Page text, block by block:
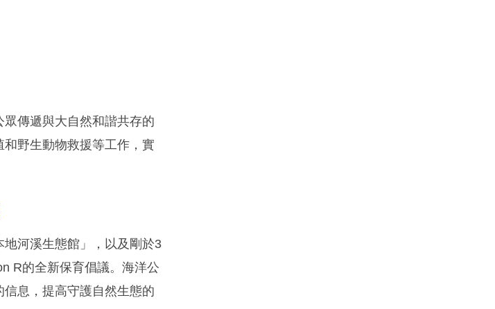
傳遞與大自然和諧共存的
野生動物救援等工作，實
河溪生態館」，以及剛於3
R的全新保育倡議。海洋公
息，提高守護自然生態的